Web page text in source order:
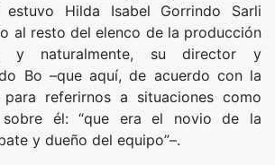
estuvo Hilda Isabel Gorrindo Sarli
al resto del elenco de la producción
y naturalmente, su director y
Bo –que aquí, de acuerdo con la
referirnos a situaciones como
sobre él: “que era el novio de la
y dueño del equipo”–.